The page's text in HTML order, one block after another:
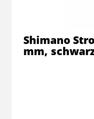
Shimano
mm,